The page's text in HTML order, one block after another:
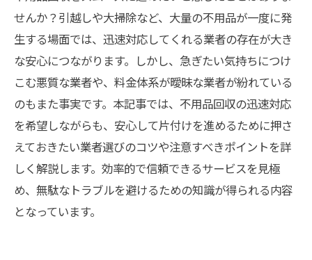
せんか？引越しや大掃除など、大量の不用品が一度に発
生する場面では、迅速対応してくれる業者の存在が大き
な安心につながります。しかし、急ぎたい気持ちにつけ
こむ悪質な業者や、料金体系が曖昧な業者が紛れている
のもまた事実です。本記事では、不用品回収の迅速対応
を希望しながらも、安心して片付けを進めるために押さ
えておきたい業者選びのコツや注意すべきポイントを詳
しく解説します。効率的で信頼できるサービスを見極
め、無駄なトラブルを避けるための知識が得られる内容
となっています。